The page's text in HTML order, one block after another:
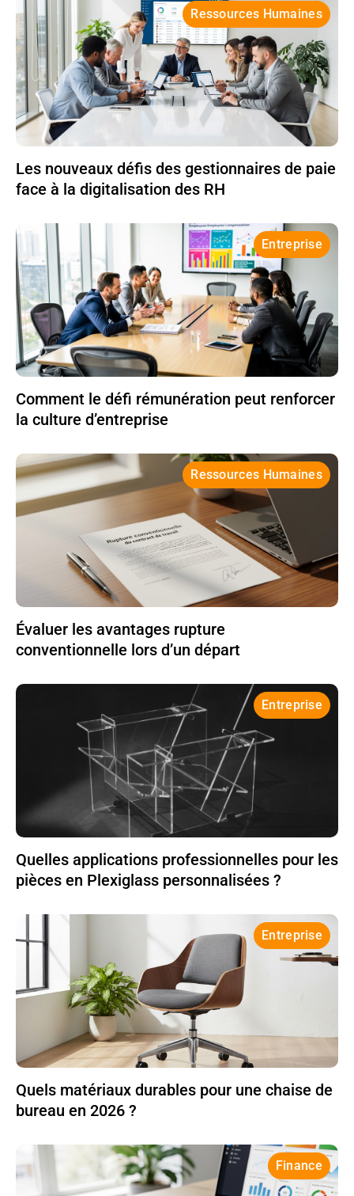
Ressources Humaines
Les nouveaux défis des gestionnaires de paie
face à la digitalisation des RH
Entreprise
Comment le défi rémunération peut renforcer
la culture d’entreprise
Ressources Humaines
Évaluer les avantages rupture
conventionnelle lors d’un départ
Entreprise
Quelles applications professionnelles pour les
pièces en Plexiglass personnalisées ?
Entreprise
Quels matériaux durables pour une chaise de
bureau en 2026 ?
Finance